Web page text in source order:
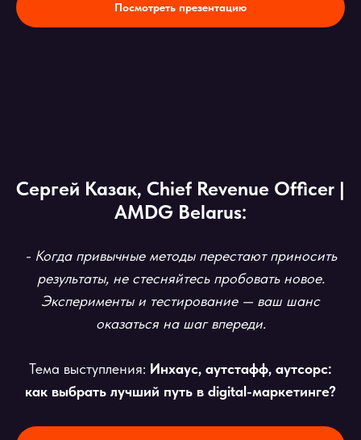
Посмотреть презентацию
Сергей Казак, Chief Revenue Officer |
AMDG Belarus:
- Когда привычные методы перестают приносить
результаты, не стесняйтесь пробовать новое.
Эксперименты и тестирование — ваш шанс
оказаться на шаг впереди.
Тема выступления: Инхаус, аутстафф, аутсорс:
как выбрать лучший путь в digital-маркетинге?